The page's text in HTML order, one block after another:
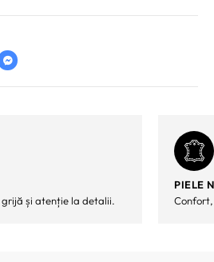
și atenție la detalii.
PIELE